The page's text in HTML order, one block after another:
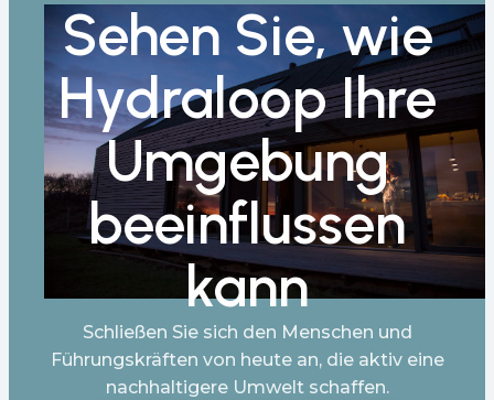
Sehen Sie, wie
Hydraloop Ihre
Umgebung
beeinflussen
kann
Schließen Sie sich den Menschen und
Führungskräften von heute an, die aktiv eine
nachhaltigere Umwelt schaffen.